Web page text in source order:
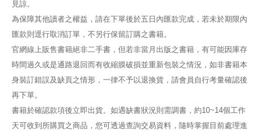
見諒。
為保障其他讀者之權益，請在下單後於五日內匯款完成，若未於期限內
匯款則逕行取消訂單，不另行保留訂購之書籍。
官網線上販售書籍絕非二手書，但若非當月出版之書籍，有可能因庫存
時間過久或是通路退回而有收縮膜破損並重新包裝之情況，如非書籍本
身裝訂錯誤及缺頁之情形，一律不予以退換貨，請會員自行考量確認後
再下單。
書籍於確認款項後立即出貨。如遇缺書狀況則需調書，約10~14個工作
天可收到所購買之商品，您可透過查詢交易資料，隨時掌握目前處理進